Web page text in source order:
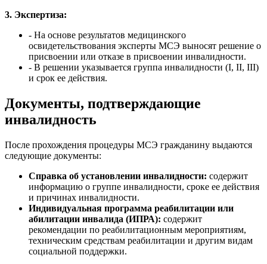
3. Экспертиза:
- На основе результатов медицинского
освидетельствования эксперты МСЭ выносят решение о
присвоении или отказе в присвоении инвалидности.
- В решении указывается группа инвалидности (I, II, III)
и срок ее действия.
Документы, подтверждающие
инвалидность
После прохождения процедуры МСЭ гражданину выдаются
следующие документы:
Справка об установлении инвалидности: содержит
информацию о группе инвалидности, сроке ее действия
и причинах инвалидности.
Индивидуальная программа реабилитации или
абилитации инвалида (ИПРА): содержит
рекомендации по реабилитационным мероприятиям,
техническим средствам реабилитации и другим видам
социальной поддержки.